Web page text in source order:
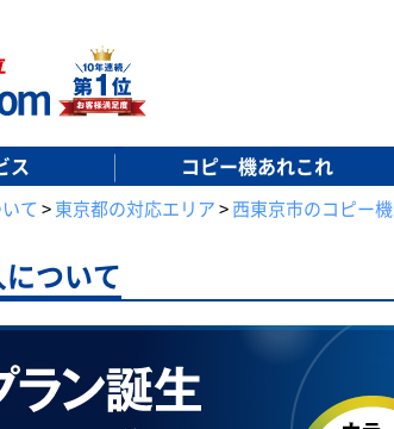
ス コピー機あれこれ
て>東京都の対応エリア>西東京市のコピー機
ついて